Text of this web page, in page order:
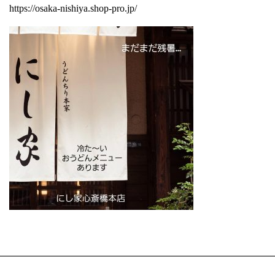
https://osaka-nishiya.shop-pro.jp/